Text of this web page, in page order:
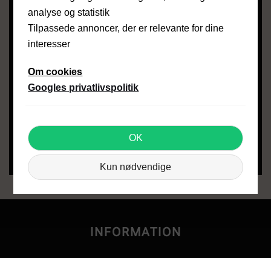
Den samlede størrelse på billeder må ikke
overstige 5 mb.
SEND FORESPØRGSEL
INFORMATION
analyse og statistik
Tilpassede annoncer, der er relevante for dine
interesser
Om cookies
Googles privatlivspolitik
OK
Kun nødvendige